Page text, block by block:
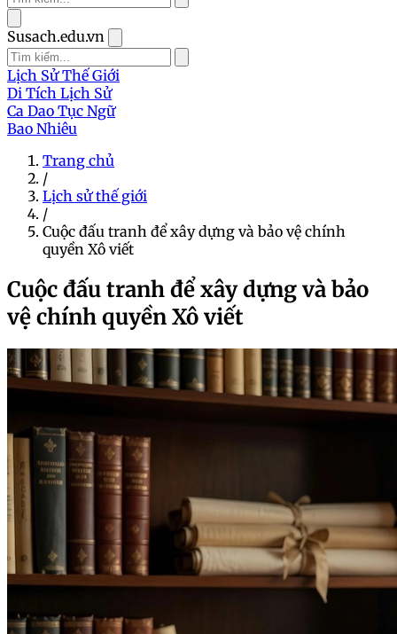
Susach.edu.vn
Lịch Sử Thế Giới
Di Tích Lịch Sử
Ca Dao Tục Ngữ
Bao Nhiêu
Trang chủ
/
Lịch sử thế giới
/
Cuộc đấu tranh để xây dựng và bảo vệ chính
quyền Xô viết
Cuộc đấu tranh để xây dựng và bảo
vệ chính quyền Xô viết